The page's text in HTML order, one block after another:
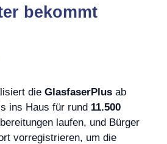
bekommt
die GlasfaserPlus ab
ins Haus für rund 11.500
laufen, und Bürger
vorregistrieren, um die